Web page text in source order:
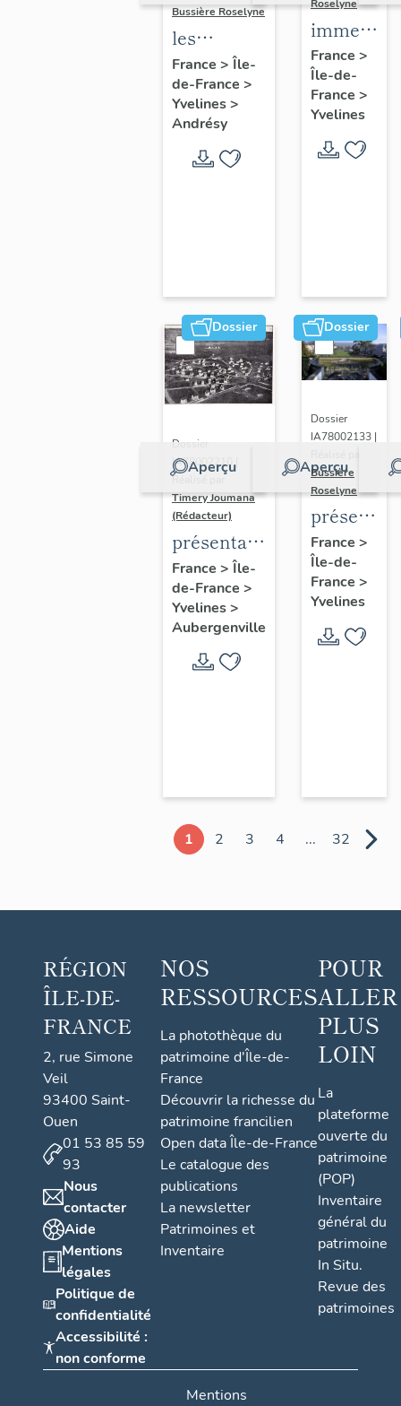
Bussière Roselyne
les
immeubles,
maisons et
fermes du
canton
d'Andrésy
France > Île-
de-France >
Yvelines>
Andrésy
Roselyne
maisons,
fermes
France >
Île-de-
France >
Yvelines
Dossier
Aperçu
Dossier
IA78002210 |
Réalisé par
Timery Joumana
(Rédacteur)
présentation
de l'étude
d'Elisabethville
France > Île-
de-France >
Yvelines>
Aubergenville
Dossier
Aperçu
Dossier
IA78002133 |
Bussière
Roselyne
du
diagnostic
et
France >
Île-de-
France >
Yvelines
1 2 3 4 ... 32
RÉGION
ÎLE-DE-
FRANCE
2, rue Simone
Veil
93400 Saint-
Ouen
01 53 85 59
93
Nous
contacter
Aide
Mentions
légales
Politique de
confidentialité
Accessibilité :
non conforme
NOS
RESSOURCES
La photothèque du
patrimoine d'Île-de-
France
Découvrir la richesse du
patrimoine francilien
Open data Île-de-France
Le catalogue des
publications
La newsletter
Patrimoines et
Inventaire
POUR
ALLER
PLUS
LOIN
La
plateforme
ouverte du
patrimoine
(POP)
Inventaire
général du
patrimoine
In Situ.
Revue des
patrimoines
Mentions